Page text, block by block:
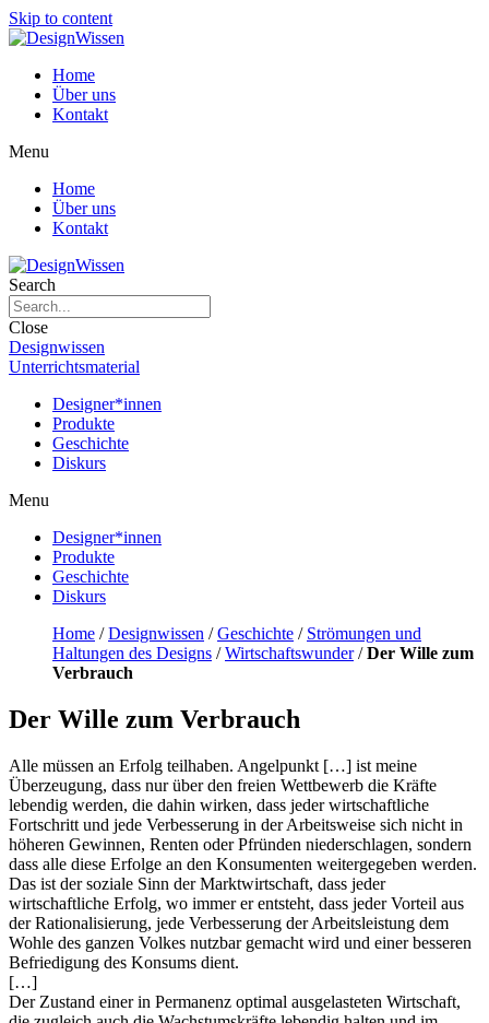
Skip to content
Home
Über uns
Kontakt
Menu
Home
Über uns
Kontakt
Search
Close
Designwissen
Unterrichtsmaterial
Designer*innen
Produkte
Geschichte
Diskurs
Menu
Designer*innen
Produkte
Geschichte
Diskurs
Home /Designwissen /Geschichte / Strömungen und
Haltungen des Designs /Wirtschaftswunder/Der Wille zum
Verbrauch
Der Wille zum Verbrauch
Alle müssen an Erfolg teilhaben. Angelpunkt […] ist meine
Überzeugung, dass nur über den freien Wettbewerb die Kräfte
lebendig werden, die dahin wirken, dass jeder wirtschaftliche
Fortschritt und jede Verbesserung in der Arbeitsweise sich nicht in
höheren Gewinnen, Renten oder Pfründen niederschlagen, sondern
dass alle diese Erfolge an den Konsumenten weitergegeben werden.
Das ist der soziale Sinn der Marktwirtschaft, dass jeder
wirtschaftliche Erfolg, wo immer er entsteht, dass jeder Vorteil aus
der Rationalisierung, jede Verbesserung der Arbeitsleistung dem
Wohle des ganzen Volkes nutzbar gemacht wird und einer besseren
Befriedigung des Konsums dient.
[…]
Der Zustand einer in Permanenz optimal ausgelasteten Wirtschaft,